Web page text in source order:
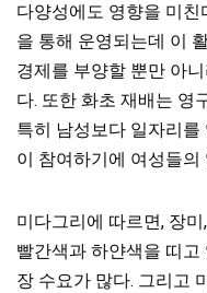
다양성에도 영향을 미
을 통해 운영되는데 이
경제를 부양할 뿐만 아
다. 또한 화초 재배는 영
특히 남성보다 일자리
이 참여하기에 여성들
미다그리에 따르면, 장
빨간색과 하얀색을 띠
장 수요가 많다. 그리고